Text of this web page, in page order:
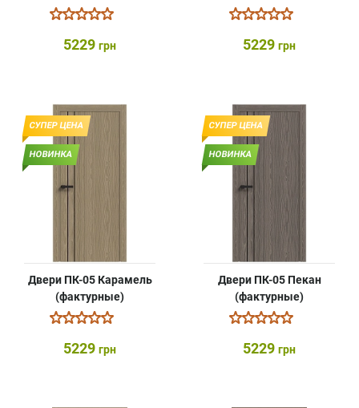
5229 грн 5229 грн
СУПЕР ЦЕНА
НОВИНКА
Двери ПК-05 Карамель
(фактурные)
5229 грн
СУПЕР ЦЕНА
НОВИНКА
Двери ПК-05 Пекан
(фактурные)
5229 грн